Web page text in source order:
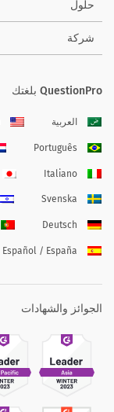
حلول
شركة
QuestionPro بلغتك
العربية
Português
Italiano
Svenska
Deutsch
Español / España
الجوائز والشهادات